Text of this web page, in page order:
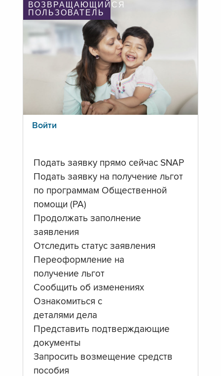
ВОЗВРАЩАЮЩИЙСЯ
ПОЛЬЗОВАТЕЛЬ
Войти
Подать заявку прямо сейчас SNAP
Подать заявку на получение льгот
по программам Общественной
помощи (PA)
Продолжать заполнение
заявления
Отследить статус заявления
Переоформление на
получение льгот
Сообщить об изменениях
Ознакомиться с
деталями дела
Представить подтверждающие
документы
Запросить возмещение средств
пособия